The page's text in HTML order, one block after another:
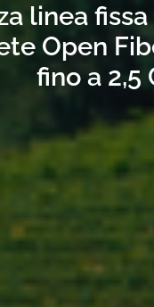
linea
Open
fino a 2,5